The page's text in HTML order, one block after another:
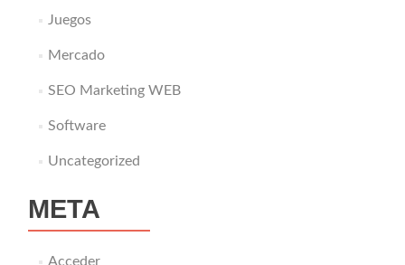
Juegos
Mercado
SEO Marketing WEB
Software
Uncategorized
META
Acceder